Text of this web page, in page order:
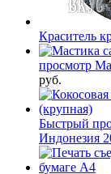
Краситель
просмотр
руб.
Быстрый
Индонезия